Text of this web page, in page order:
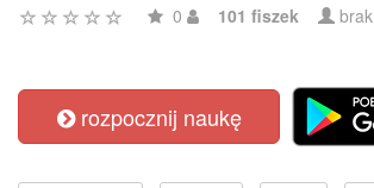
0 101 fiszek brak
rozpocznij naukę